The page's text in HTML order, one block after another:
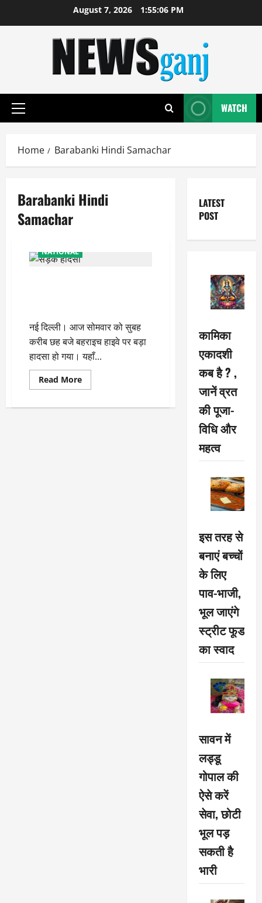
August 7, 2026 1:55:07 PM
Primary
WATCH
Home Barabanki Hindi Samachar
Barabanki Hindi
Samachar
NATIONAL
नई दिल्ली। आज सोमवार को सुबह
करीब छह बजे बहराइच हाइवे पर बड़ा
हादसा हो गया। यहाँ...
Read MoreRead
more
कार
LATEST
POST
कामिका
एकादशी
कब है ? ,
जानें व्रत
की पूजा-
विधि और
महत्व
इस तरह से
बनाएं बच्चों
के लिए
पाव-भाजी,
भूल जाएंगे
स्ट्रीट फूड
का स्वाद
सावन में
लड्डू
गोपाल की
ऐसे करें
सेवा, छोटी
भूल पड़
सकती है
भारी